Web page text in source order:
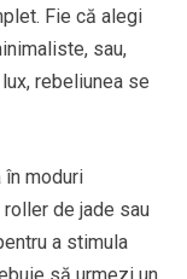
Fie că alegi
sau,
rebeliunea se
moduri
de jade sau
a stimula